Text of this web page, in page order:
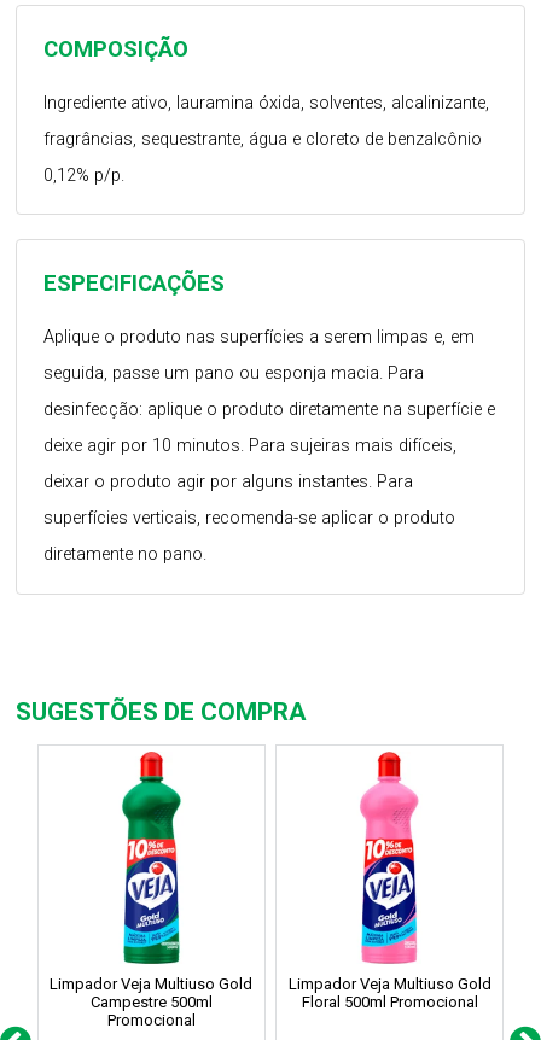
ESPECIFICAÇÕES
Aplique o produto nas superfícies a serem limpas e, em
seguida, passe um pano ou esponja macia. Para
desinfecção: aplique o produto diretamente na superfície e
deixe agir por 10 minutos. Para sujeiras mais difíceis,
deixar o produto agir por alguns instantes. Para
superfícies verticais, recomenda-se aplicar o produto
diretamente no pano.
COMPOSIÇÃO
Ingrediente ativo, lauramina óxida, solventes, alcalinizante,
fragrâncias, sequestrante, água e cloreto de benzalcônio
0,12% p/p.
SUGESTÕES DE COMPRA
Limpador Veja Multiuso Gold
Campestre 500ml
Promocional
Limpador Veja Multiuso Gold
Floral 500ml Promocional